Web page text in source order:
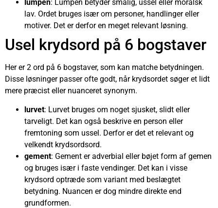
lumpen: Lumpen betyder smålig, ussel eller moralsk
lav. Ordet bruges især om personer, handlinger eller
motiver. Det er derfor en meget relevant løsning.
Usel krydsord på 6 bogstaver
Her er 2 ord på 6 bogstaver, som kan matche betydningen.
Disse løsninger passer ofte godt, når krydsordet søger et lidt
mere præcist eller nuanceret synonym.
lurvet: Lurvet bruges om noget sjusket, slidt eller
tarveligt. Det kan også beskrive en person eller
fremtoning som ussel. Derfor er det et relevant og
velkendt krydsordsord.
gement: Gement er adverbial eller bøjet form af gemen
og bruges især i faste vendinger. Det kan i visse
krydsord optræde som variant med beslægtet
betydning. Nuancen er dog mindre direkte end
grundformen.